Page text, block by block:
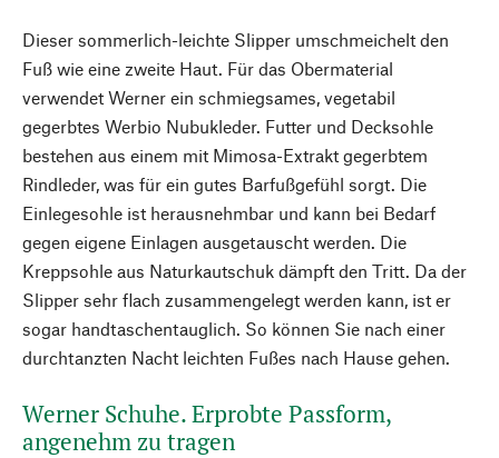
Dieser sommerlich-leichte Slipper umschmeichelt den
Fuß wie eine zweite Haut. Für das Obermaterial
verwendet Werner ein schmiegsames, vegetabil
gegerbtes Werbio Nubukleder. Futter und Decksohle
bestehen aus einem mit Mimosa-Extrakt gegerbtem
Rindleder, was für ein gutes Barfußgefühl sorgt. Die
Einlegesohle ist herausnehmbar und kann bei Bedarf
gegen eigene Einlagen ausgetauscht werden. Die
Kreppsohle aus Naturkautschuk dämpft den Tritt. Da der
Slipper sehr flach zusammengelegt werden kann, ist er
sogar handtaschentauglich. So können Sie nach einer
durchtanzten Nacht leichten Fußes nach Hause gehen.
Werner Schuhe. Erprobte Passform,
angenehm zu tragen